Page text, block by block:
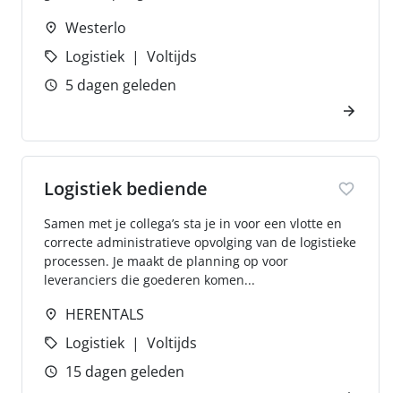
Westerlo
Logistiek
Voltijds
5 dagen geleden
Logistiek bediende
Samen met je collega’s sta je in voor een vlotte en
correcte administratieve opvolging van de logistieke
processen. Je maakt de planning op voor
leveranciers die goederen komen...
HERENTALS
Logistiek
Voltijds
15 dagen geleden